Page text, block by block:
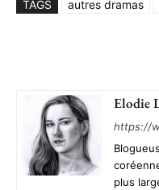
TAGS autres dramas
Elodie
https://
plus